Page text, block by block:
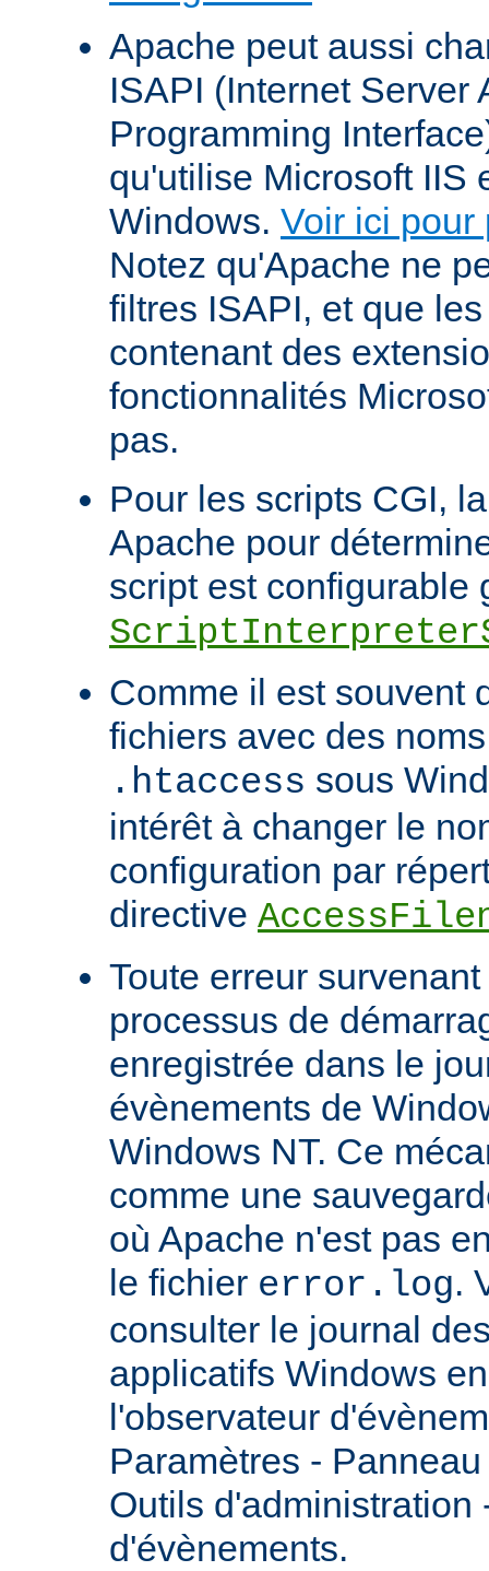
Apache peut aussi
ISAPI (Internet Server
Programming
qu'utilise Microsoft IIS
Windows. Voir ici pour
Notez qu'Apache ne
filtres ISAPI, et que
contenant des
fonctionnalités
pas.
Pour les scripts CGI,
Apache pour
script est configurable
Comme il est souvent
fichiers avec des
.htaccess sous
intérêt à changer le
configuration par
directive
Toute erreur
processus de
enregistrée dans le
évènements de
Windows NT. Ce
comme une
où Apache n'est pas
le fichier error.log.
consulter le journal
applicatifs Windows
l'observateur
Paramètres -
Outils d'administration
d'évènements.